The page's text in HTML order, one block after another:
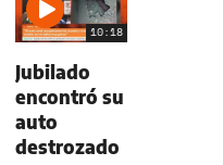
10:18
Jubilado
encontró su
auto
destrozado